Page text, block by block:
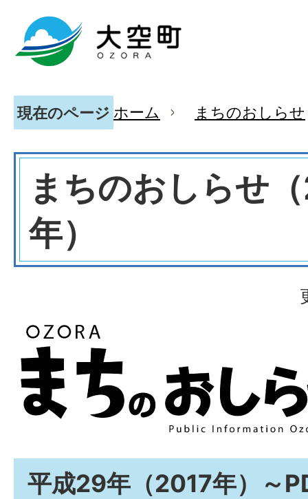
現在のページ ホーム まちのおしらせ
まちのおしらせ
年）
平成29年（2017年）～